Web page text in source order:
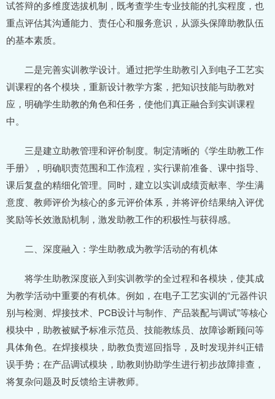
试答辩的多维度选拔机制，既考查学生专业技能的扎实程度，也
重点评估其沟通能力、责任心和服务意识，从源头保障助教队伍
的基本素质。
二是完善实训教学设计。通过把学生助教引入到电子工艺实
训课程的各个模块，重新设计教学方案，把知识技能与助教对
应，明确学生助教的角色和任务，使他们真正融合到实训课程
中。
三是建立助教管理和评价制度。制定清晰的《学生助教工作
手册》，明确职责范围和工作流程，实行课前准备、课中指导、
课后复盘的精细化管理。同时，建立以实训成绩贡献率、学生满
意度、教师评价为核心的多元评价体系，并将评价结果纳入评优
奖励等长效激励机制，激发助教工作的积极性与获得感。
二、深度融入：学生助教成为教学活动的有机体
将学生助教深度嵌入到实训教学的全过程和各模块，使其成
为教学活动中重要的有机体。例如，在电子工艺实训的“元器件识
别与检测、焊接技术、PCB设计与制作、产品装配与调试”等核心
模块中，助教被赋予标准示范员、技能教练员、故障诊断顾问等
具体角色。在焊接模块，助教负责巡回指导，及时发现并纠正错
误手势；在产品调试模块，助教则协助学生进行初步故障排查，
将复杂问题及时反馈给主讲教师。